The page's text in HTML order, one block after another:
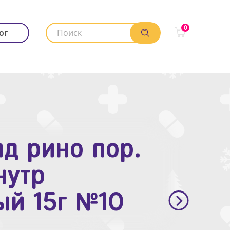
0
рино пор.
15г №10
п.п.о. 10мг